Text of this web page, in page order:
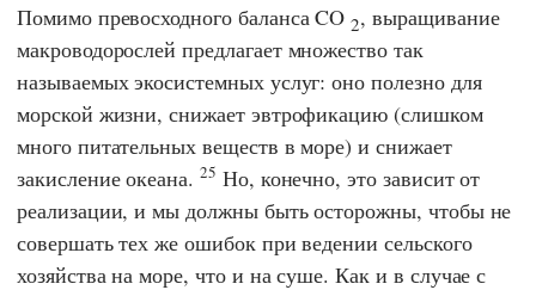
Помимо превосходного баланса CO2, выращивание
макроводорослей предлагает множество так
называемых экосистемных услуг: оно полезно для
морской жизни, снижает эвтрофикацию (слишком
много питательных веществ в море) и снижает
закисление океана. 25 Но, конечно, это зависит от
реализации, и мы должны быть осторожны, чтобы не
совершать тех же ошибок при ведении сельского
хозяйства на море, что и на суше. Как и в случае с